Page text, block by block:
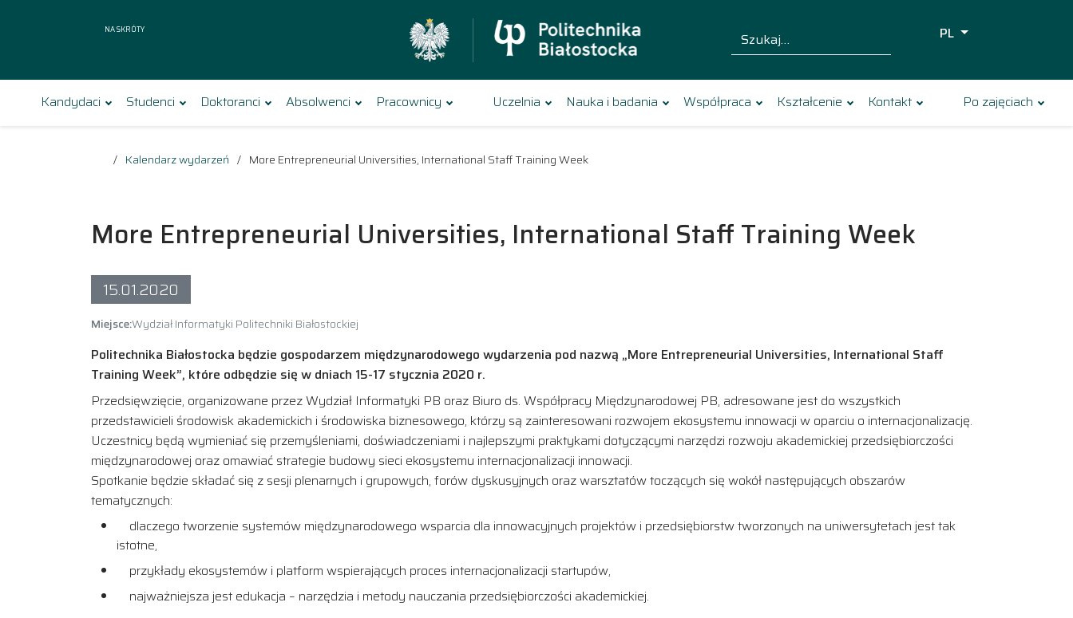
Na skróty Szukaj dla:
PL
Kandydaci Studenci Doktoranci Absolwenci Pracownicy Uczelnia Nauka i badania Współpraca Kształcenie Kontakt Po zajęciach
Kalendarz wydarzeń More Entrepreneurial Universities, International Staff Training Week
More Entrepreneurial Universities, International Staff Training Week
15.01.2020
Miejsce:Wydział Informatyki Politechniki Białostockiej
Politechnika Białostocka będzie gospodarzem międzynarodowego wydarzenia pod nazwą „More Entrepreneurial Universities, International Staff
Training Week”, które odbędzie się w dniach 15-17 stycznia 2020 r.
Przedsięwzięcie, organizowane przez Wydział Informatyki PB oraz Biuro ds. Współpracy Międzynarodowej PB, adresowane jest do wszystkich
przedstawicieli środowisk akademickich i środowiska biznesowego, którzy są zainteresowani rozwojem ekosystemu innowacji w oparciu o internacjonalizację.
Uczestnicy będą wymieniać się przemyśleniami, doświadczeniami i najlepszymi praktykami dotyczącymi narzędzi rozwoju akademickiej przedsiębiorczości
międzynarodowej oraz omawiać strategie budowy sieci ekosystemu internacjonalizacji innowacji.
Spotkanie będzie składać się z sesji plenarnych i grupowych, forów dyskusyjnych oraz warsztatów toczących się wokół następujących obszarów
tematycznych:
dlaczego tworzenie systemów międzynarodowego wsparcia dla innowacyjnych projektów i przedsiębiorstw tworzonych na uniwersytetach jest tak
istotne,
przykłady ekosystemów i platform wspierających proces internacjonalizacji startupów,
najważniejsza jest edukacja – narzędzia i metody nauczania przedsiębiorczości akademickiej.